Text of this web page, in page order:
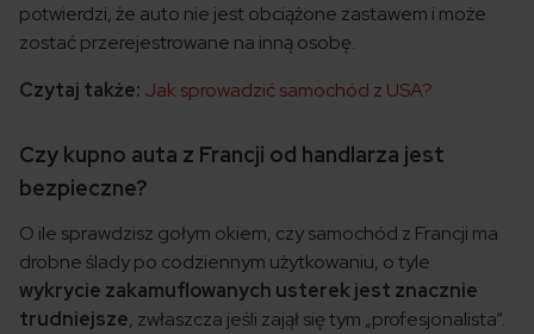
potwierdzi, że auto nie jest obciążone zastawem i może
zostać przerejestrowane na inną osobę.
Czytaj także: Jak sprowadzić samochód z USA?
Czy kupno auta z Francji od handlarza jest
bezpieczne?
O ile sprawdzisz gołym okiem, czy samochód z Francji ma
drobne ślady po codziennym użytkowaniu, o tyle
wykrycie zakamuflowanych usterek jest znacznie
trudniejsze, zwłaszcza jeśli zajął się tym „profesjonalista”.